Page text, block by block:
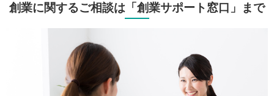
創業に関するご相談は「創業サポート窓口」まで